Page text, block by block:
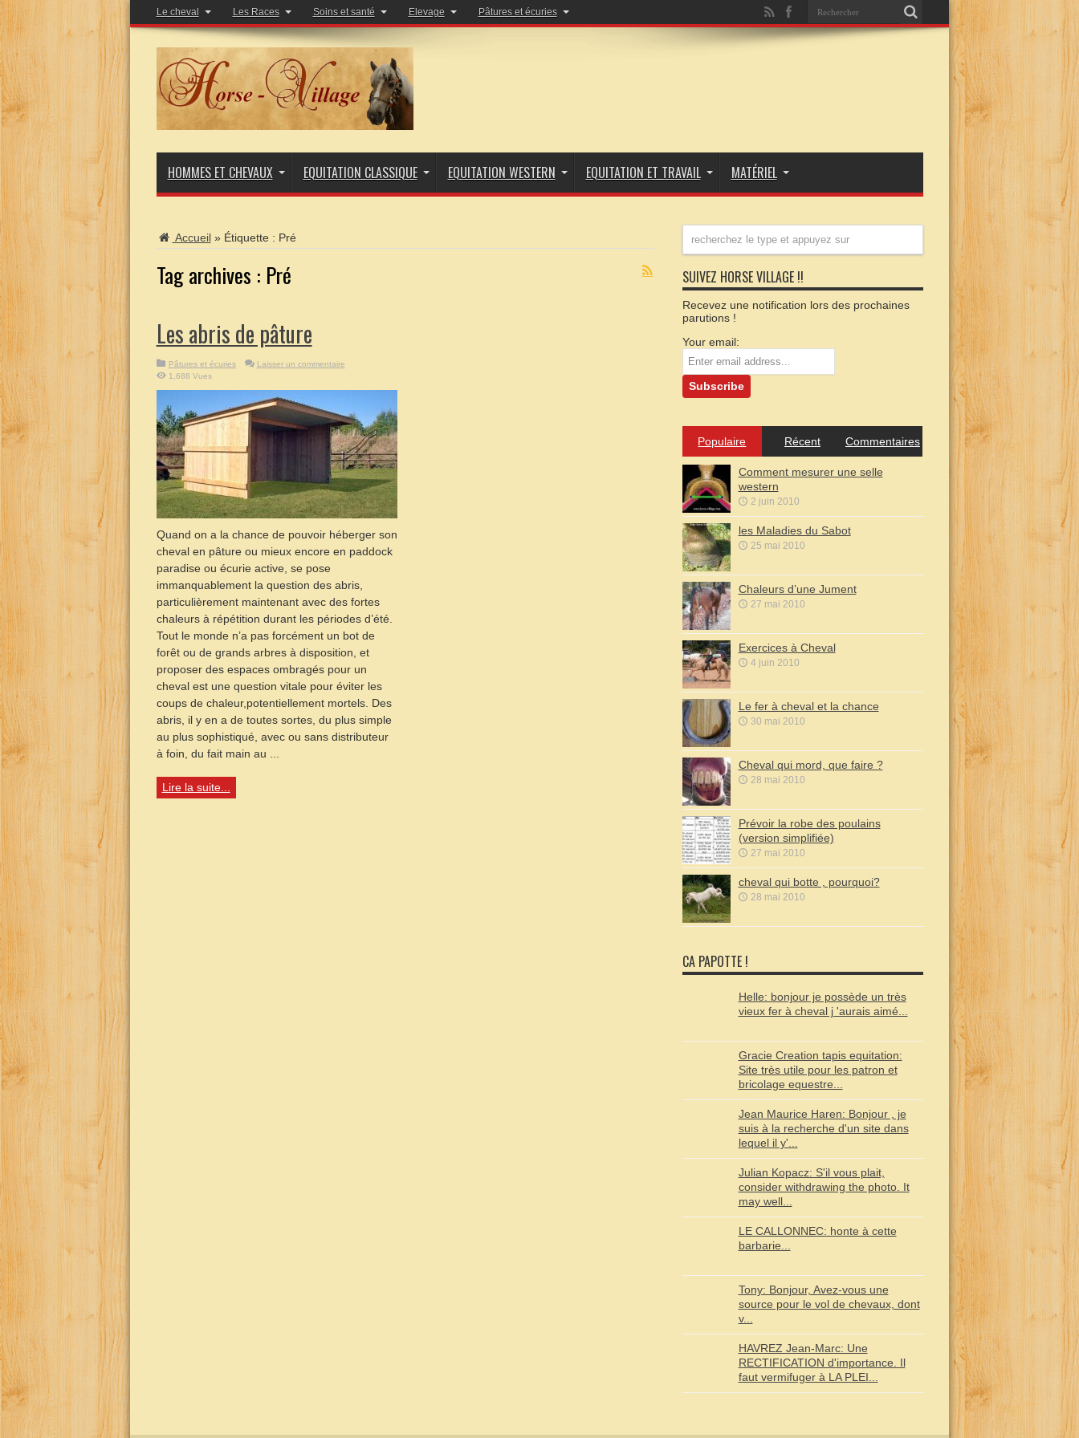
Le cheval Les Races Soins et santé Elevage Pâtures et écuries
HOMMES ET CHEVAUX EQUITATION CLASSIQUE EQUITATION WESTERN EQUITATION ET TRAVAIL MATÉRIEL
Accueil » Étiquette : Pré
Tag archives : Pré
Les abris de pâture
Pâtures et écuries
Laisser un commentaire
1,688 Vues
Quand on a la chance de pouvoir héberger son
cheval en pâture ou mieux encore en paddock
paradise ou écurie active, se pose
immanquablement la question des abris,
particulièrement maintenant avec des fortes
chaleurs à répétition durant les périodes d’été.
Tout le monde n’a pas forcément un bot de
forêt ou de grands arbres à disposition, et
proposer des espaces ombragés pour un
cheval est une question vitale pour éviter les
coups de chaleur,potentiellement mortels. Des
abris, il y en a de toutes sortes, du plus simple
au plus sophistiqué, avec ou sans distributeur
à foin, du fait main au ...
Lire la suite...
SUIVEZ HORSE VILLAGE !!
Recevez une notification lors des prochaines
parutions !
Your email:
Populaire Récent Commentaires
Comment mesurer une selle
western
2 juin 2010
les Maladies du Sabot
25 mai 2010
Chaleurs d’une Jument
27 mai 2010
Exercices à Cheval
4 juin 2010
Le fer à cheval et la chance
30 mai 2010
Cheval qui mord, que faire ?
28 mai 2010
Prévoir la robe des poulains
(version simplifiée)
27 mai 2010
cheval qui botte , pourquoi?
28 mai 2010
CA PAPOTTE !
Helle: bonjour je possède un très
vieux fer à cheval j 'aurais aimé...
Gracie Creation tapis equitation:
Site très utile pour les patron et
bricolage equestre...
Jean Maurice Haren: Bonjour , je
suis à la recherche d'un site dans
lequel il y'...
Julian Kopacz: S'il vous plait,
consider withdrawing the photo. It
may well...
LE CALLONNEC: honte à cette
barbarie...
Tony: Bonjour, Avez-vous une
source pour le vol de chevaux, dont
v...
HAVREZ Jean-Marc: Une
RECTIFICATION d'importance. Il
faut vermifuger à LA PLEI...